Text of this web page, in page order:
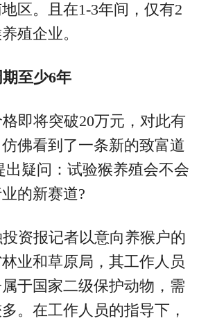
区。且在1-3年间，仅有2
殖企业。
至少6年
即将突破20万元，对此有
佛看到了一条新的致富道
出疑问：试验猴养殖会不会
的新赛道?
资报记者以意向养猴户的
业和草原局，其工作人员
于国家二级保护动物，需
。在工作人员的指导下，